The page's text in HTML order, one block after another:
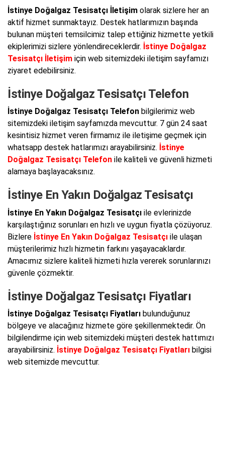
İstinye Doğalgaz Tesisatçı İletişim olarak sizlere her an
aktif hizmet sunmaktayız. Destek hatlarımızın başında
bulunan müşteri temsilcimiz talep ettiğiniz hizmette yetkili
ekiplerimizi sizlere yönlendireceklerdir. İstinye Doğalgaz
Tesisatçı İletişim için web sitemizdeki iletişim sayfamızı
ziyaret edebilirsiniz.
İstinye Doğalgaz Tesisatçı Telefon
İstinye Doğalgaz Tesisatçı Telefon bilgilerimiz web
sitemizdeki iletişim sayfamızda mevcuttur. 7 gün 24 saat
kesintisiz hizmet veren firmamız ile iletişime geçmek için
whatsapp destek hatlarımızı arayabilirsiniz. İstinye
Doğalgaz Tesisatçı Telefon ile kaliteli ve güvenli hizmeti
alamaya başlayacaksınız.
İstinye En Yakın Doğalgaz Tesisatçı
İstinye En Yakın Doğalgaz Tesisatçı ile evlerinizde
karşılaştığınız sorunları en hızlı ve uygun fiyatla çözüyoruz.
Bizlere İstinye En Yakın Doğalgaz Tesisatçı ile ulaşan
müşterilerimiz hızlı hizmetin farkını yaşayacaklardır.
Amacımız sizlere kaliteli hizmeti hızla vererek sorunlarınızı
güvenle çözmektir.
İstinye Doğalgaz Tesisatçı Fiyatları
İstinye Doğalgaz Tesisatçı Fiyatları bulunduğunuz
bölgeye ve alacağınız hizmete göre şekillenmektedir. Ön
bilgilendirme için web sitemizdeki müşteri destek hattımızı
arayabilirsiniz. İstinye Doğalgaz Tesisatçı Fiyatları bilgisi
web sitemizde mevcuttur.